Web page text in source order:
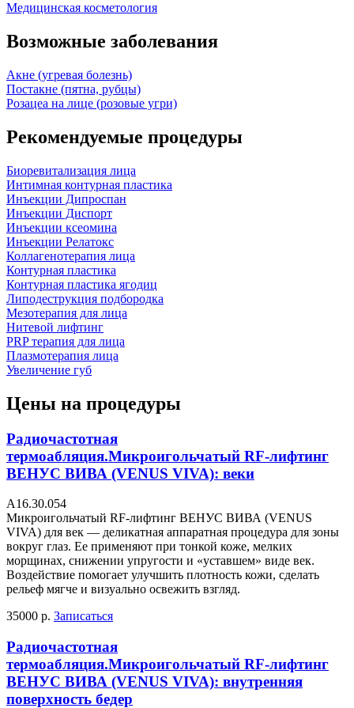
Медицинская косметология
Возможные заболевания
Акне (угревая болезнь)
Постакне (пятна, рубцы)
Розацеа на лице (розовые угри)
Рекомендуемые процедуры
Биоревитализация лица
Интимная контурная пластика
Инъекции Дипроспан
Инъекции Диспорт
Инъекции ксеомина
Инъекции Релатокс
Коллагенотерапия лица
Контурная пластика
Контурная пластика ягодиц
Липодеструкция подбородка
Мезотерапия для лица
Нитевой лифтинг
PRP терапия для лица
Плазмотерапия лица
Увеличение губ
Цены на процедуры
Радиочастотная
термоабляция.Микроигольчатый RF-лифтинг
ВЕНУС ВИВА (VENUS VIVA): веки
А16.30.054
Микроигольчатый RF-лифтинг ВЕНУС ВИВА (VENUS
VIVA) для век — деликатная аппаратная процедура для зоны
вокруг глаз. Ее применяют при тонкой коже, мелких
морщинах, снижении упругости и «уставшем» виде век.
Воздействие помогает улучшить плотность кожи, сделать
рельеф мягче и визуально освежить взгляд.
35000 р. Записаться
Радиочастотная
термоабляция.Микроигольчатый RF-лифтинг
ВЕНУС ВИВА (VENUS VIVA): внутренняя
поверхность бедер